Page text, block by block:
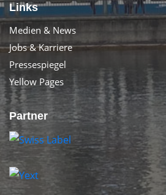
Links
Medien & News
Jobs & Karriere
Pressespiegel
Yellow Pages
Partner